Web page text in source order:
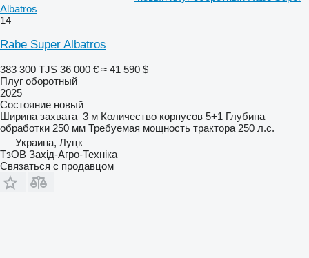
Albatros
14
Rabe Super Albatros
383 300 TJS 36 000 € ≈ 41 590 $
Плуг оборотный
2025
Состояние новый
Ширина захвата 3 м Количество корпусов 5+1 Глубина
обработки 250 мм Требуемая мощность трактора 250 л.с.
Украина, Луцк
ТзОВ Захід-Агро-Техніка
Связаться с продавцом